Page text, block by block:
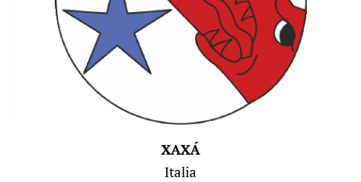
XAXÁ
Italia